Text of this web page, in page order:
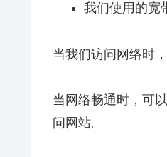
我们使用的宽
当我们访问网络时
当网络畅通时，可
问网站。